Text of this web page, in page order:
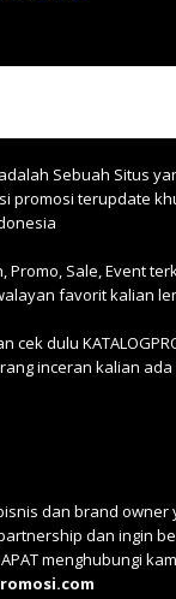
adalah Sebuah Situs
promosi terupdate
Promo, Sale, Event
favorit kalian
cek dulu
inceran kalian
dan brand owner
dan ingin
menghubungi